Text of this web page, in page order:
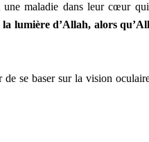
une maladie dans leur cœur
lumière d’Allah, alors
se baser sur la vision